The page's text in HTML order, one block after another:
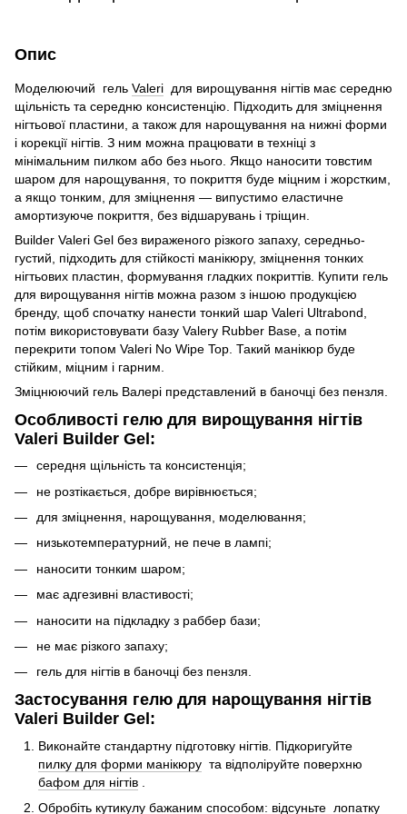
Опис
Моделюючий гель Valeri для вирощування нігтів має середню
щільність та середню консистенцію. Підходить для зміцнення
нігтьової пластини, а також для нарощування на нижні форми
і корекції нігтів. З ним можна працювати в техніці з
мінімальним пилком або без нього. Якщо наносити товстим
шаром для нарощування, то покриття буде міцним і жорстким,
а якщо тонким, для зміцнення — випустимо еластичне
амортизуюче покриття, без відшарувань і тріщин.
Builder Valeri Gel без вираженого різкого запаху, середньо-
густий, підходить для стійкості манікюру, зміцнення тонких
нігтьових пластин, формування гладких покриттів. Купити гель
для вирощування нігтів можна разом з іншою продукцією
бренду, щоб спочатку нанести тонкий шар Valeri Ultrabond,
потім використовувати базу Valery Rubber Base, а потім
перекрити топом Valeri No Wipe Top. Такий манікюр буде
стійким, міцним і гарним.
Зміцнюючий гель Валері представлений в баночці без пензля.
Особливості гелю для вирощування нігтів
Valeri Builder Gel:
середня щільність та консистенція;
не розтікається, добре вирівнюється;
для зміцнення, нарощування, моделювання;
низькотемпературний, не пече в лампі;
наносити тонким шаром;
має адгезивні властивості;
наносити на підкладку з раббер бази;
не має різкого запаху;
гель для нігтів в баночці без пензля.
Застосування гелю для нарощування нігтів
Valeri Builder Gel:
Виконайте стандартну підготовку нігтів. Підкоригуйте
пилку для форми манікюру та відполіруйте поверхню
бафом для нігтів
Обробіть кутикулу бажаним способом: відсуньте лопатку